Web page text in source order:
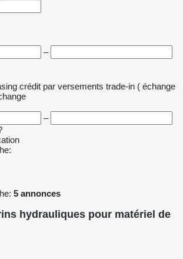
–
crédit par versements trade-in ( échange
–
5 annonces
hydrauliques pour matériel de